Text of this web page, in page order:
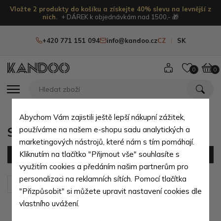
Vložte 2 produkty do košíku a získejte 40% slevu na levnější z
nich.
+ DÁREK k objednávkám nad 1500,- 🎁
+420 771 151 094 info@kandoo.czCZ SK
0 0
Sety kufrů
Filtr (25 produktů)
Seřadit podle: Výchozí
Abychom Vám zajistili ještě lepší nákupní zážitek,
používáme na našem e-shopu sadu analytických a
marketingových nástrojů, které nám s tím pomáhají.
Kliknutím na tlačítko "Přijmout vše" souhlasíte s
využitím cookies a předáním našim partnerům pro
personalizaci na reklamních sítích. Pomocí tlačítka
"Přizpůsobit" si můžete upravit nastavení cookies dle
vlastního uvážení.